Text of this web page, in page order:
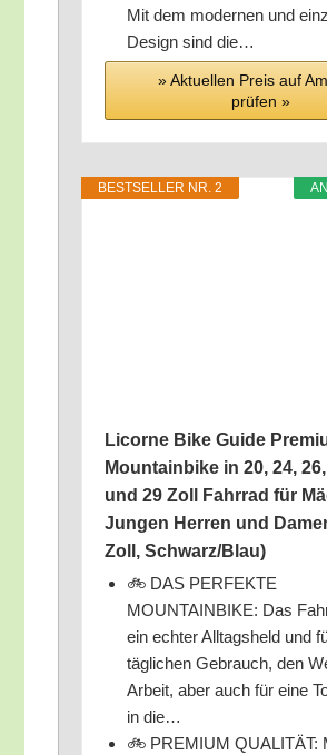
Mit dem moder­nen und
Design sind die…
» Aktu­el­len Preis auf
prü­fen »
BEST­SEL­LER NR. 2
Licor­ne Bike Gui­de
Moun­tain­bike in 20, 24,
und 29 Zoll Fahr­rad für
Jun­gen Her­ren und
Zoll, Schwarz/​Blau)
🚲 DAS PERFEKTE
MOUNTAINBIKE: Das
ein ech­ter All­tags­held und
täg­li­chen Gebrauch, den
Arbeit, aber auch für eine
in die…
🚲 PREMIUM QUALITÄT: